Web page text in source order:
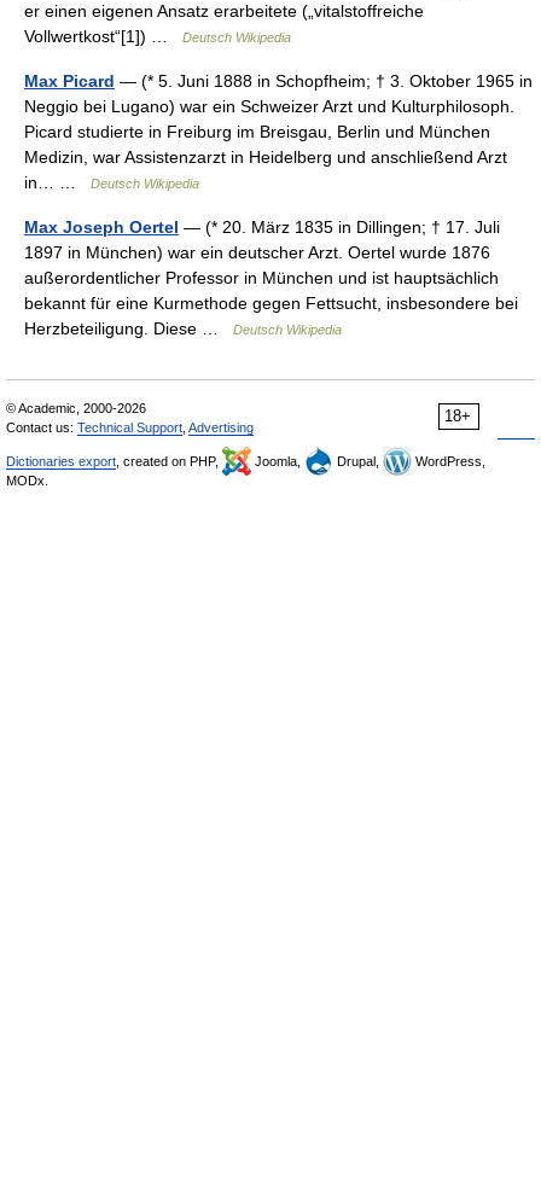
er einen eigenen Ansatz erarbeitete („vitalstoffreiche
Vollwertkost“[1]) …
Deutsch Wikipedia
Max Picard — (* 5. Juni 1888 in Schopfheim; † 3. Oktober 1965 in
Neggio bei Lugano) war ein Schweizer Arzt und Kulturphilosoph.
Picard studierte in Freiburg im Breisgau, Berlin und München
Medizin, war Assistenzarzt in Heidelberg und anschließend Arzt
in… …
Deutsch Wikipedia
Max Joseph Oertel — (* 20. März 1835 in Dillingen; † 17. Juli
1897 in München) war ein deutscher Arzt. Oertel wurde 1876
außerordentlicher Professor in München und ist hauptsächlich
bekannt für eine Kurmethode gegen Fettsucht, insbesondere bei
Herzbeteiligung. Diese …
Deutsch Wikipedia
18+
© Academic, 2000-2026
Contact us: Technical Support Advertising
Dictionaries export , created on PHP, Joomla, Drupal,
WordPress,
MODx.